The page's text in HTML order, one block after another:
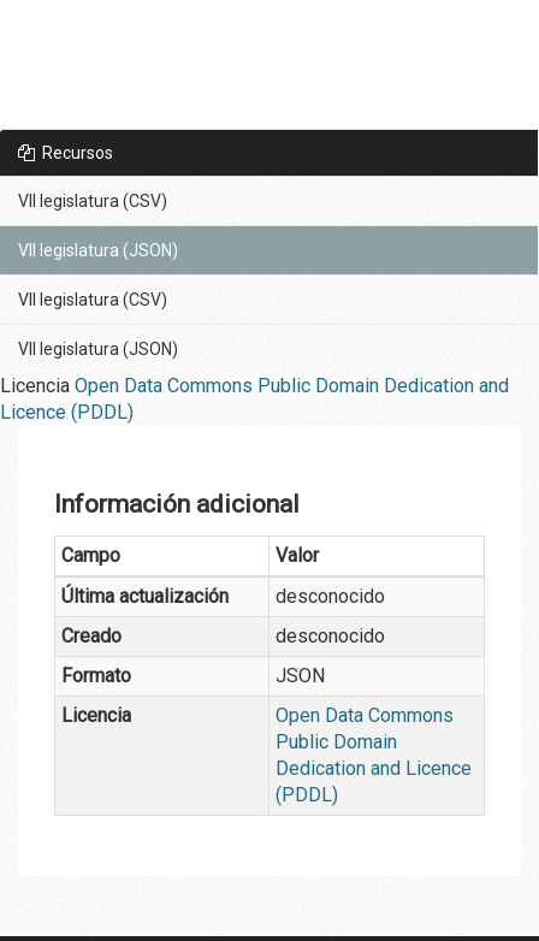
Recursos
VII legislatura (CSV)
VII legislatura (JSON)
VII legislatura (CSV)
VII legislatura (JSON)
Licencia Open Data Commons Public Domain Dedication and
Licence (PDDL)
Información adicional
Campo
Valor
Última actualización
desconocido
Creado
desconocido
Formato
JSON
Licencia
Open Data Commons
Public Domain
Dedication and Licence
(PDDL)